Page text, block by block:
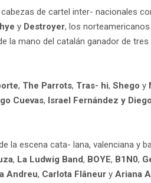
de cartel inter- nacionales
y Destroyer, los norteamericanos
la mano del catalán ganador de
, The Parrots, Tras- hi, Shego y
Cuevas, Israel Fernández y
la escena cata- lana, valenciana y
, La Ludwig Band, BOYE, B1N0,
Andreu, Carlota Flâneur y Ariana